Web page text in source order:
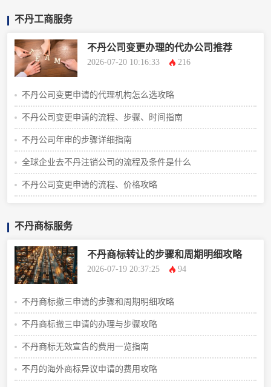
不丹工商服务
不丹公司变更办理的代办公司推荐
2026-07-20 10:16:33 216
不丹公司变更申请的代理机构怎么选攻略
不丹公司变更申请的流程、步骤、时间指南
不丹公司年审的步骤详细指南
全球企业去不丹注销公司的流程及条件是什么
不丹公司变更申请的流程、价格攻略
不丹商标服务
不丹商标转让的步骤和周期明细攻略
2026-07-19 20:37:25 94
不丹商标撤三申请的步骤和周期明细攻略
不丹商标撤三申请的办理与步骤攻略
不丹商标无效宣告的费用一览指南
不丹的海外商标异议申请的费用攻略